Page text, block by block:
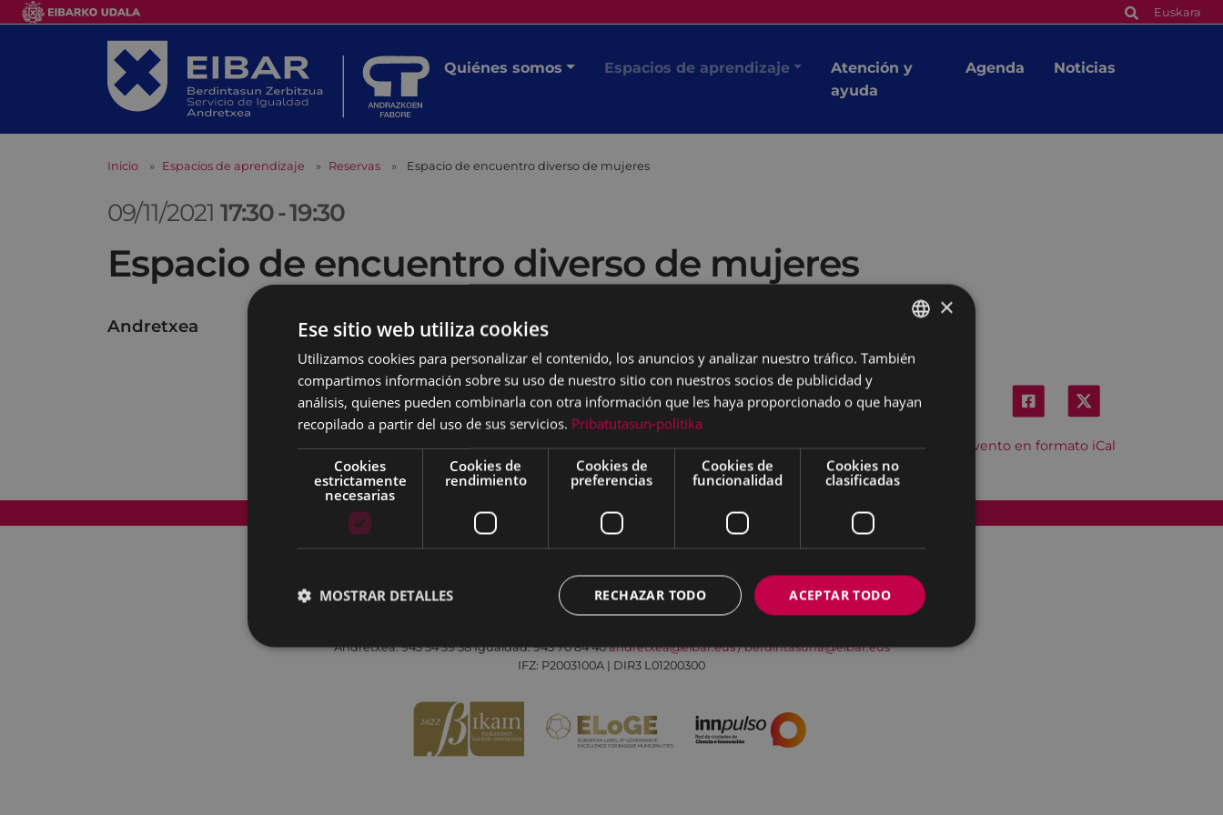
Euskara
Quiénes somos Espacios de aprendizaje
Atención y
ayuda
Agenda Noticias
Inicio Espacios de aprendizaje Reservas Espacio de encuentro diverso de mujeres
09/11/2021 17:30-19:30
Espacio de encuentro diverso de mujeres
Andretxea
Descargar el evento en formato iCal
Mapa del Sitio Aviso legal Política de cookies Contacto Accesibilidad
Todas las redes sociales del Ayuntamiento
Andretxea: 943 54 39 38Igualdad: 943 70 84 40andretxea@eibar.eus/berdintasuna@eibar.eus
IFZ: P2003100A | DIR3 L01200300
BASQUE
×
Ese sitio web utiliza cookies
Utilizamos cookies para personalizar el contenido, los anuncios y analizar nuestro tráfico. También
compartimos información sobre su uso de nuestro sitio con nuestros socios de publicidad y
análisis, quienes pueden combinarla con otra información que les haya proporcionado o que hayan
recopilado a partir del uso de sus servicios. Pribatutasun-politika
Cookies
estrictamente
necesarias
Cookies de
rendimiento
Cookies de
preferencias
Cookies de
funcionalidad
Cookies no
clasificadas
ACEPTAR TODO
RECHAZAR TODO
MOSTRAR DETALLES